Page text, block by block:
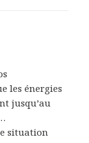
les énergies
jusqu’au
situation